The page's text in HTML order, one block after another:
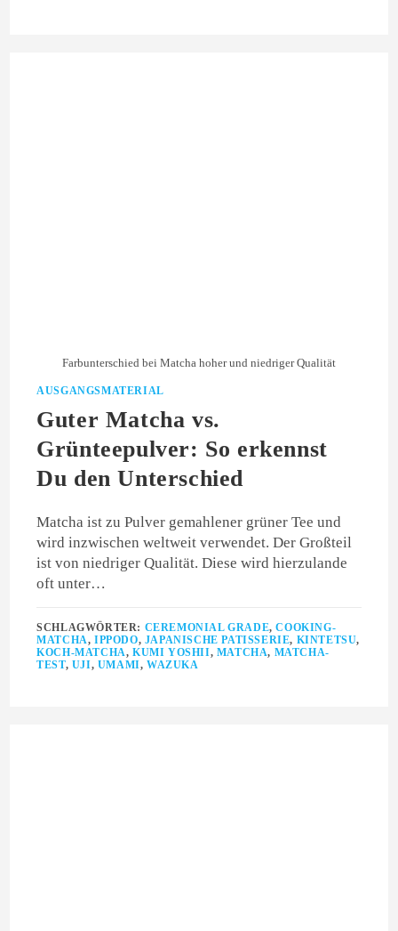
Farbunterschied bei Matcha hoher und niedriger Qualität
AUSGANGSMATERIAL
Guter Matcha vs.
Grünteepulver: So erkennst
Du den Unterschied
Matcha ist zu Pulver gemahlener grüner Tee und
wird inzwischen weltweit verwendet. Der Großteil
ist von niedriger Qualität. Diese wird hierzulande
oft unter…
SCHLAGWÖRTER: CEREMONIAL GRADE,COOKING-
MATCHA,IPPODO, JAPANISCHE PATISSERIE, KINTETSU,
KOCH-MATCHA,KUMI YOSHII, MATCHA, MATCHA-
TEST, UJI, UMAMI,WAZUKA